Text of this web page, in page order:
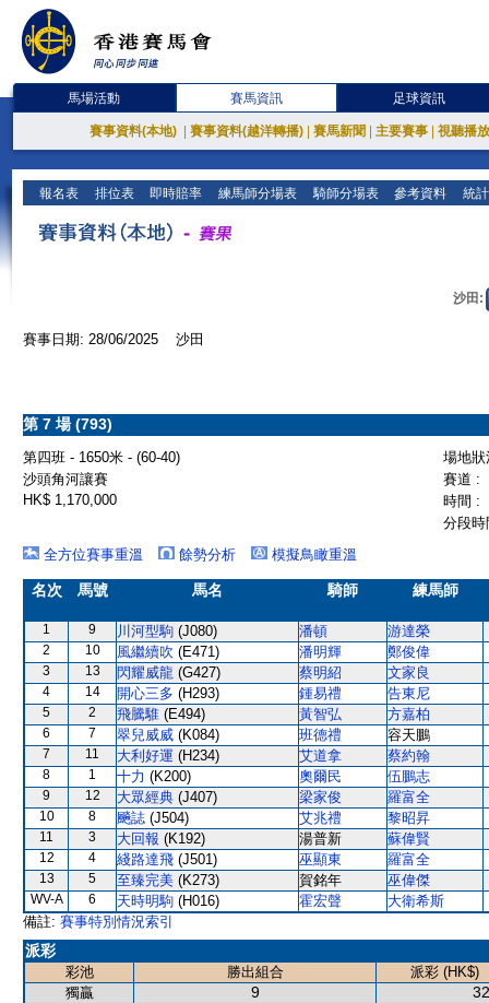
馬場活動 賽馬資訊 足球資訊
賽事資料(本地) 賽事資料(越洋轉播) 賽馬新聞 主要賽事 視聽播
報名表 排位表 即時賠率 練馬師分場表 騎師分場表 參考資料 統
沙田:
賽事日期: 28/06/2025 沙田
第 7 場 (793)
第四班 - 1650米 - (60-40)
場地
沙頭角河讓賽
賽道 :
HK$ 1,170,000
時間 :
分段
全方位賽事重溫
餘勢分析 模擬鳥瞰重溫
名次 馬號 馬名 騎師 練馬師
1 9 川河型駒 (J080) 潘頓 游達榮
2 10 風繼續吹 (E471) 潘明輝 鄭俊偉
3 13 閃耀威龍 (G427) 蔡明紹 文家良
4 14 開心三多 (H293) 鍾易禮 告東尼
5 2 飛騰騅 (E494) 黃智弘 方嘉柏
6 7 翠兒威威 (K084) 班德禮 容天鵬
7 11 大利好運 (H234) 艾道拿 蔡約翰
8 1 十力 (K200) 奧爾民 伍鵬志
9 12 大眾經典 (J407) 梁家俊 羅富全
10 8 飈誌 (J504) 艾兆禮 黎昭昇
11 3 大回報 (K192) 湯普新 蘇偉賢
12 4 綫路達飛 (J501) 巫顯東 羅富全
13 5 至臻完美 (K273) 賀銘年 巫偉傑
WV-A 6 天時明駒 (H016) 霍宏聲
大衛希斯
備註: 賽事特別情況索引
派彩
彩池 勝出組合
派彩 (HK$)
獨贏
9